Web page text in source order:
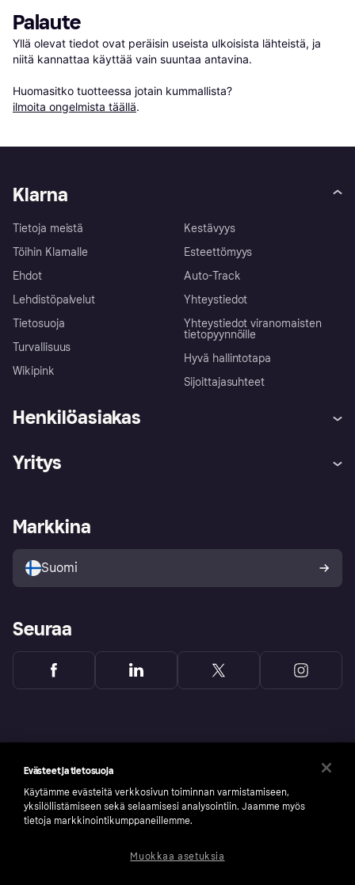
Palaute
Yllä olevat tiedot ovat peräisin useista ulkoisista lähteistä, ja
niitä kannattaa käyttää vain suuntaa antavina.
Huomasitko tuotteessa jotain kummallista?
ilmoita ongelmista täällä.
Klarna
Tietoja meistä
Töihin Klarnalle
Ehdot
Lehdistöpalvelut
Tietosuoja
Turvallisuus
Wikipink
Kestävyys
Esteettömyys
Auto-Track
Yhteystiedot
Yhteystiedot viranomaisten
tietopyynnöille
Hyvä hallintotapa
Sijoittajasuhteet
Henkilöasiakas
Kirjaudu sisään
Tutustu kauppoihin
Ostajan turva
Yritys
Kirjaudu sisään yrityksenä
Markkina
Suomi
Seuraa
Evästeet ja tietosuoja
Käytämme evästeitä verkkosivun toiminnan varmistamiseen,
yksilöllistämiseen sekä selaamisesi analysointiin. Jaamme myös
tietoja markkinointikumppaneillemme.
Muokkaa asetuksia